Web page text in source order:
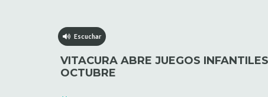
Escuchar
VITACURA ABRE JUEGOS
OCTUBRE